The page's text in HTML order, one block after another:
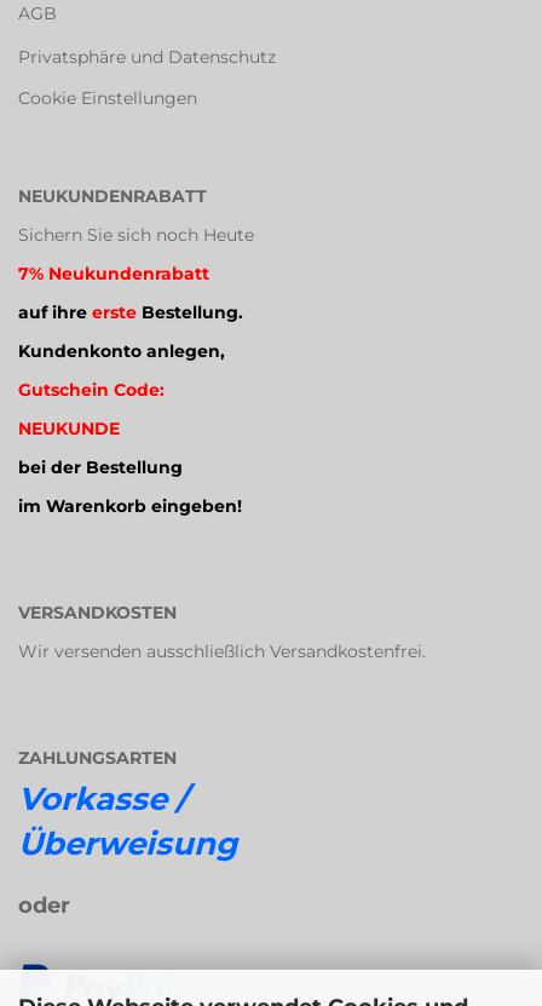
AGB
Privatsphäre und Datenschutz
Cookie Einstellungen
NEUKUNDENRABATT
Sichern Sie sich noch Heute
7% Neukundenrabatt
auf ihre erste Bestellung.
Kundenkonto anlegen,
Gutschein Code:
NEUKUNDE
bei der Bestellung
im Warenkorb eingeben!
VERSANDKOSTEN
Wir versenden ausschließlich Versandkostenfrei.
ZAHLUNGSARTEN
Vorkasse /
Überweisung
oder